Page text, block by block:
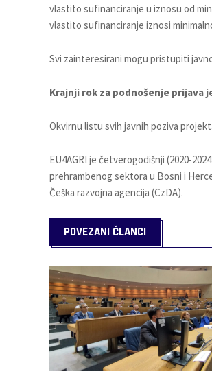
vlastito sufinanciranje u iznosu od
vlastito sufinanciranje iznosi
Svi zainteresirani mogu pristupiti
Krajnji rok za podnošenje prijava
Okvirnu listu svih javnih poziva
EU4AGRI je četverogodišnji (2020-
prehrambenog sektora u Bosni i
Češka razvojna agencija (CzDA).
POVEZANI ČLANCI